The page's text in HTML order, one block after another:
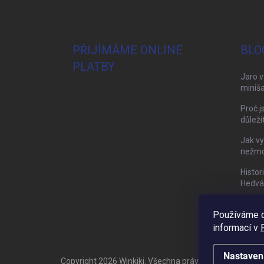
Používáme
informací v
PŘIJÍMÁME ONLINE
PLATBY
Jaro
Proč
Jak
Copyright 2026 Winkiki. Všechna práva vyhrazena.